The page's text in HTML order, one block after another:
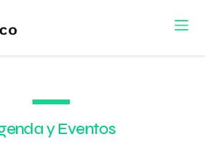
y Eventos